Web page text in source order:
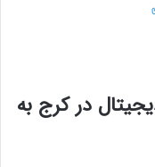
در کرج به